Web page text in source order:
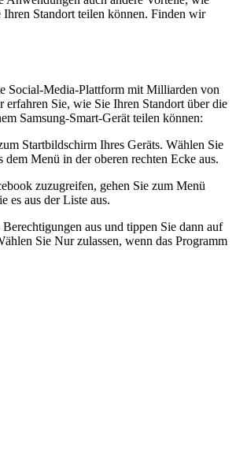
Ihren Standort teilen können. Finden wir
Social-Media-Plattform mit Milliarden von
Sie, wie Sie Ihren Standort über die
Samsung-Smart-Gerät teilen können:
Startbildschirm Ihres Geräts. Wählen Sie
dem Menü in der oberen rechten Ecke aus.
zuzugreifen, gehen Sie zum Menü
es aus der Liste aus.
aus und tippen Sie dann auf
Sie Nur zulassen, wenn das Programm